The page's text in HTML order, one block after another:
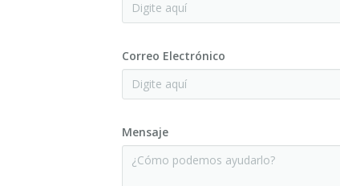
Correo Electrónico
Mensaje